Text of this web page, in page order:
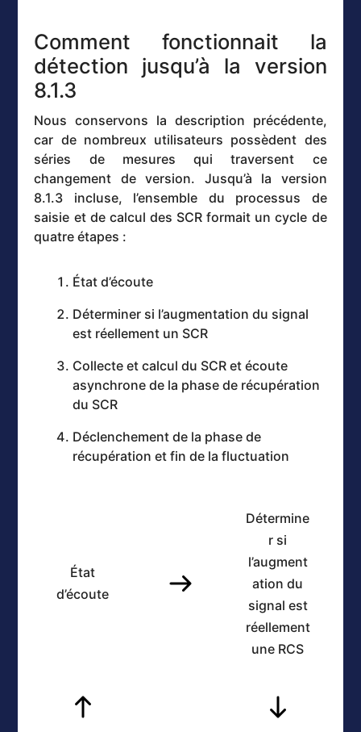
Comment fonctionnait la
détection jusqu’à la version
8.1.3
Nous conservons la description précédente,
car de nombreux utilisateurs possèdent des
séries de mesures qui traversent ce
changement de version. Jusqu’à la version
8.1.3 incluse, l’ensemble du processus de
saisie et de calcul des SCR formait un cycle de
quatre étapes :
État d’écoute
Déterminer si l’augmentation du signal
est réellement un SCR
Collecte et calcul du SCR et écoute
asynchrone de la phase de récupération
du SCR
Déclenchement de la phase de
récupération et fin de la fluctuation
État
d’écoute
Détermine
r si
l’augment
ation du
signal est
réellement
une RCS